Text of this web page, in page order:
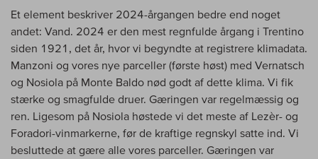
Et element beskriver 2024-årgangen bedre end noget
andet: Vand. 2024 er den mest regnfulde årgang i Trentino
siden 1921, det år, hvor vi begyndte at registrere klimadata.
Manzoni og vores nye parceller (første høst) med Vernatsch
og Nosiola på Monte Baldo nød godt af dette klima. Vi fik
stærke og smagfulde druer. Gæringen var regelmæssig og
ren. Ligesom på Nosiola høstede vi det meste af Lezèr- og
Foradori-vinmarkerne, før de kraftige regnskyl satte ind. Vi
besluttede at gære alle vores parceller. Gæringen var